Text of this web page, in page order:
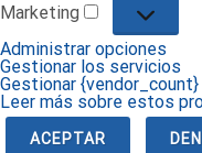
Marketing
Marketing
Administrar opciones
Gestionar los servicios
Gestionar
Leer más sobre estos
ACEPTAR